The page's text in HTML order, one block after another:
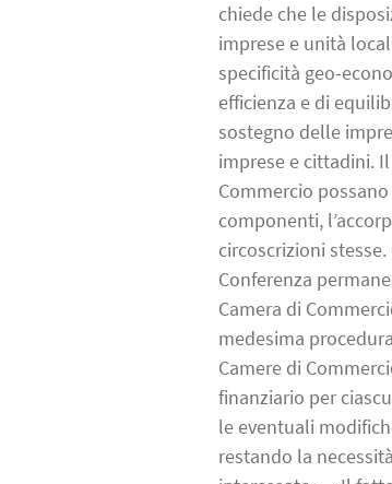
chiede che le
imprese e unità
specificità geo-
efficienza e di
sostegno delle
imprese e cittadini.
Commercio
componenti,
circoscrizioni
Conferenza
Camera di
medesima
Camere di
finanziario per
le eventuali
restando la